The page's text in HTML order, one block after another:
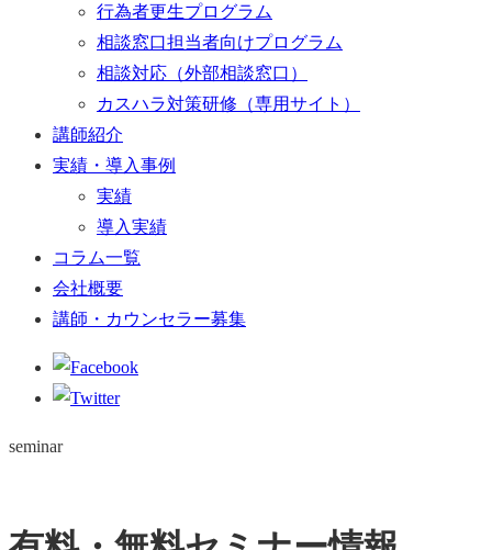
行為者更生プログラム
相談窓口担当者向けプログラム
相談対応（外部相談窓口）
カスハラ対策研修（専用サイト）
講師紹介
実績・導入事例
実績
導入実績
コラム一覧
会社概要
講師・カウンセラー募集
seminar